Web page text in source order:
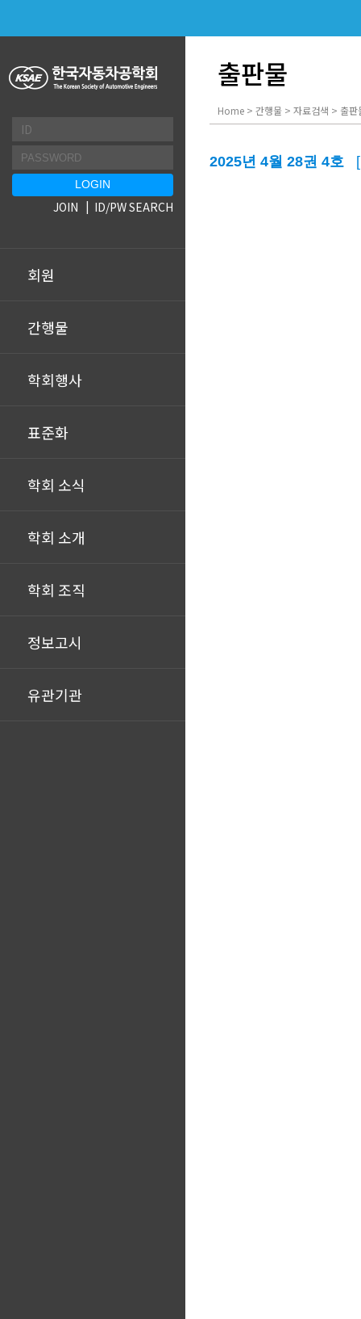
회원
간행물
학회행사
표준화
학회 소식
학회 소개
학회 조직
정보고시
유관기관
JOIN ID/PW SEARCH
출판물
Home > 간행물 > 자료검색 > 출판
2025년 4월 28권 4호